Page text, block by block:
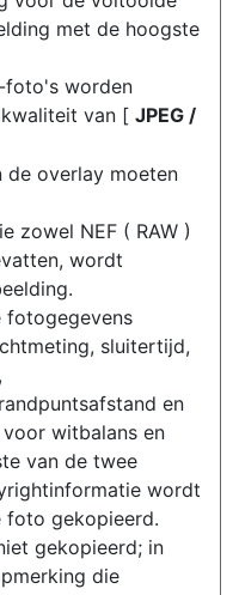
met de hoogste
foto's worden
van [ JPEG /
de overlay moeten
zowel NEF ( RAW )
wordt
fotogegevens
sluitertijd,
en
witbalans en
van de twee
wordt
foto gekopieerd.
gekopieerd; in
die